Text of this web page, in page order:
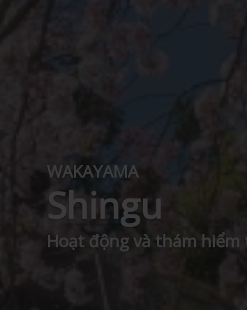
WAKAYAMA
Shingu
Hoạt động và thám